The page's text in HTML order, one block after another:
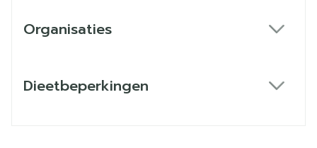
Organisaties
Dieetbeperkingen